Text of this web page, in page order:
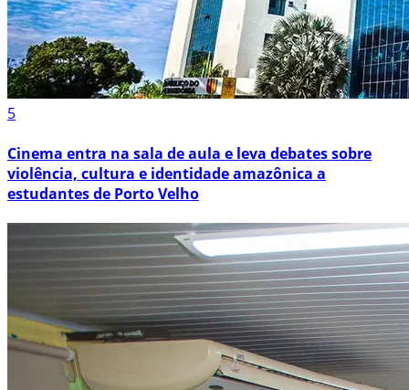
5
Cinema entra na sala de aula e leva debates sobre
violência, cultura e identidade amazônica a
estudantes de Porto Velho